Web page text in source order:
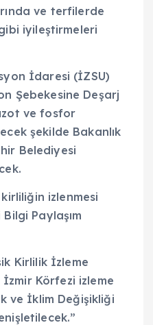
ve terfilerde
iyileştirmeleri
İdaresi (İZSU)
Şebekesine Deşarj
ve fosfor
şekilde Bakanlık
Belediyesi
izlenmesi
Paylaşım
Kirlilik İzleme
İzmir Körfezi izleme
ve İklim Değişikliği